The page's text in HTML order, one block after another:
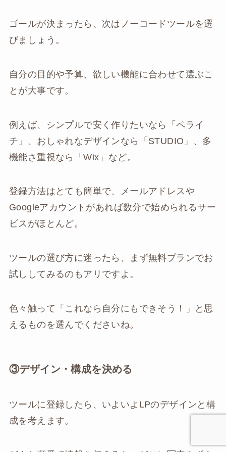
ゴールが決まったら、次はノーコードツールを選
びましょう。
自分の目的や予算、欲しい機能に合わせて選ぶこ
とが大事です。
例えば、シンプルで安く作りたいなら「ペライ
チ」、おしゃれなデザインなら「STUDIO」、多
機能さ重視なら「Wix」など。
登録方法はとても簡単で、メールアドレスや
Googleアカウントがあれば数分で始められるサー
ビスがほとんど。
ツールの選び方に迷ったら、まず無料プランでお
試ししてみるのもアリですよ。
色々触って「これなら自分にもできそう！」と思
えるものを選んでくださいね。
③デザイン・構成を決める
ツールに登録したら、いよいよLPのデザインと構
成を考えます。